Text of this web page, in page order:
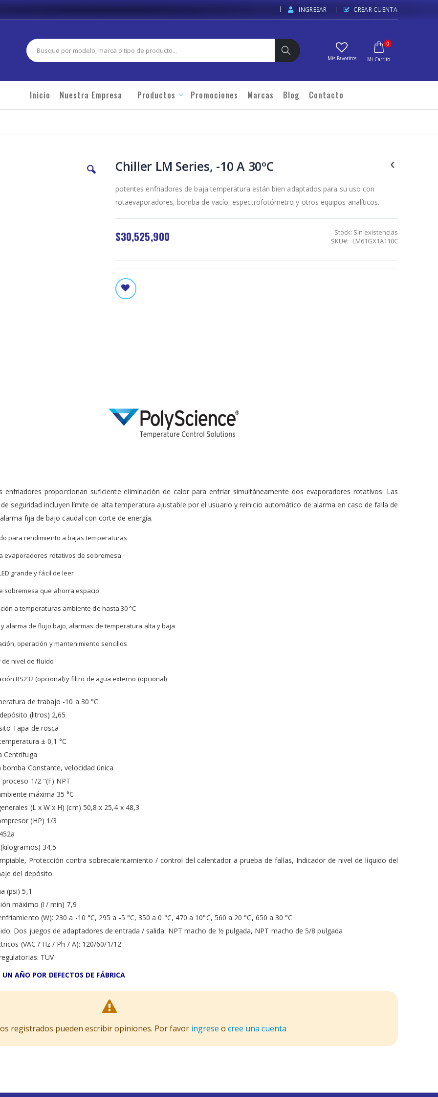
INGRESAR CREAR CUENTA
Carrito
0elementos
Buscar
Inicio Nuestra Empresa Productos Promociones Marcas Blog Contacto
Chiller LM Series, -10 A 30ºC
potentes enfriadores de baja temperatura están bien adaptados para su uso con
rotaevaporadores, bomba de vacío, espectrofotómetro y otros equipos analíticos.
$30,525,900 Stock: Sin existencias
SKU
LM61GX1A110C
enfriadores proporcionan suficiente eliminación de calor para enfriar simultáneamente dos evaporadores rotativos. Las
seguridad incluyen límite de alta temperatura ajustable por el usuario y reinicio automático de alarma en caso de falla de
fija de bajo caudal con corte de energía.
para rendimiento a bajas temperaturas
evaporadores rotativos de sobremesa
grande y fácil de leer
sobremesa que ahorra espacio
a temperaturas ambiente de hasta 30 °C
alarma de flujo bajo, alarmas de temperatura alta y baja
operación y mantenimiento sencillos
de nivel de fluido
RS232 (opcional) y filtro de agua externo (opcional)
de trabajo -10 a 30 °C
(litros) 2,65
Tapa de rosca
± 0,1 °C
Centrífuga
bomba Constante, velocidad única
proceso 1/2 "(F) NPT
máxima 35 °C
(L x W x H) (cm) 50,8 x 25,4 x 48,3
(HP) 1/3
34,5
Protección contra sobrecalentamiento / control del calentador a prueba de fallas, Indicador de nivel de líquido del
del depósito.
(psi) 5,1
máximo (l / min) 7,9
(W): 230 a -10 °C, 295 a -5 °C, 350 a 0 °C, 470 a 10°C, 560 a 20 °C, 650 a 30 °C
Dos juegos de adaptadores de entrada / salida: NPT macho de ½ pulgada, NPT macho de 5/8 pulgada
(VAC / Hz / Ph / A): 120/60/1/12
TUV
AÑO POR DEFECTOS DE FÁBRICA
registrados pueden escribir opiniones. Por favor ingrese o cree una cuenta